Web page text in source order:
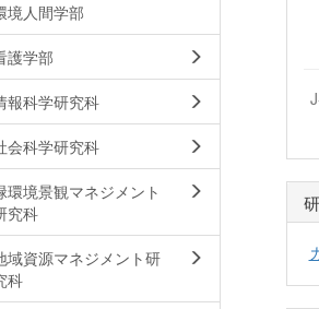
境人間学部
護学部
報科学研究科
会科学研究科
環境景観マネジメント
究科
域資源マネジメント研
科